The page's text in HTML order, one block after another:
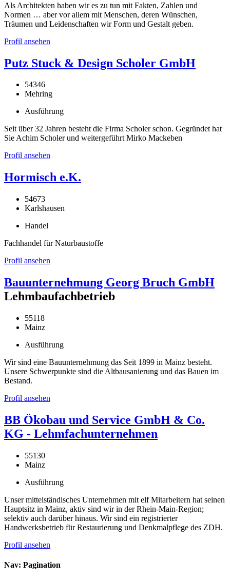
Als Architekten haben wir es zu tun mit Fakten, Zahlen und
Normen … aber vor allem mit Menschen, deren Wünschen,
Träumen und Leidenschaften wir Form und Gestalt geben.
Profil ansehen
Putz Stuck & Design Scholer GmbH
54346
Mehring
Ausführung
Seit über 32 Jahren besteht die Firma Scholer schon. Gegründet hat
Sie Achim Scholer und weitergeführt Mirko Mackeben
Profil ansehen
Hormisch e.K.
54673
Karlshausen
Handel
Fachhandel für Naturbaustoffe
Profil ansehen
Bauunternehmung Georg Bruch GmbH
Lehmbaufachbetrieb
55118
Mainz
Ausführung
Wir sind eine Bauunternehmung das Seit 1899 in Mainz besteht.
Unsere Schwerpunkte sind die Altbausanierung und das Bauen im
Bestand.
Profil ansehen
BB Ökobau und Service GmbH & Co.
KG - Lehmfachunternehmen
55130
Mainz
Ausführung
Unser mittelständisches Unternehmen mit elf Mitarbeitern hat seinen
Hauptsitz in Mainz, aktiv sind wir in der Rhein-Main-Region;
selektiv auch darüber hinaus. Wir sind ein registrierter
Handwerksbetrieb für Restaurierung und Denkmalpflege des ZDH.
Profil ansehen
Nav: Pagination